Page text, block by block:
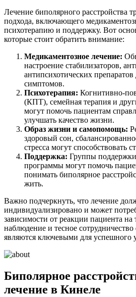
Лечение биполярного расстройства
подхода, включающего
психотерапию и поддержку. Вот
которые стоит обратить внимание:
Медикаментозное лечение:
настроение стабилизаторов,
антипсихотических препаратов
симптомов.
Психотерапия: Когнитивно-
(КПТ), семейная терапия и
могут помочь пациентам
улучшать качество жизни.
Образ жизни и самопомощь:
здоровый сон,
стресса могут способствовать
Поддержка: Группы
программы могут помочь
понимать биполярное
жить.
Важно подчеркнуть, что лечение
индивидуализировано и может
зависимости от реакции пациента на
наблюдение и тесное
являются ключевыми для успешного
Биполярное
лечение в Кинеле